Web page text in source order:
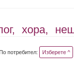
хора,
По потребител: Изберете ^